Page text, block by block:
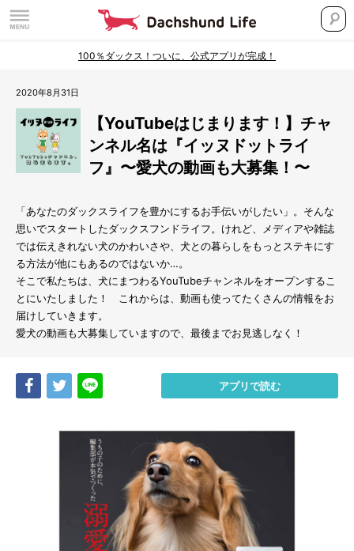
100％ダックス！ついに、公式アプリが完成！
2020年8月31日
【YouTubeはじまります！】チャ
ンネル名は『イッヌドットライ
フ』〜愛犬の動画も大募集！〜
「あなたのダックスライフを豊かにするお手伝いがしたい」。そんな
思いでスタートしたダックスフンドライフ。けれど、メディアや雑誌
では伝えきれない犬のかわいさや、犬との暮らしをもっとステキにす
る方法が他にもあるのではないか…。
そこで私たちは、犬にまつわるYouTubeチャンネルをオープンするこ
とにいたしました！ これからは、動画も使ってたくさんの情報をお
届けしていきます。
愛犬の動画も大募集していますので、最後までお見逃しなく！
Share Tweet アプリで読む